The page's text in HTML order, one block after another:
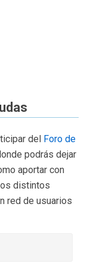
del Foro de
podrás dejar
aportar con
distintos
red de usuarios